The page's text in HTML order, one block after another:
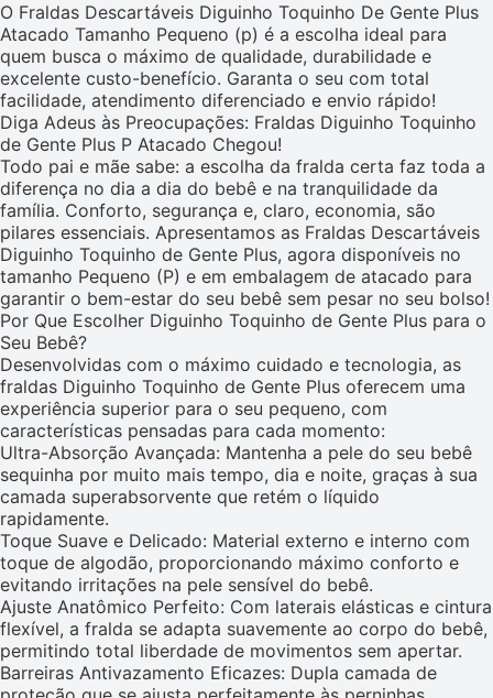
O Fraldas Descartáveis Diguinho Toquinho De Gente Plus
Atacado Tamanho Pequeno (p) é a escolha ideal para
quem busca o máximo de qualidade, durabilidade e
excelente custo-benefício. Garanta o seu com total
facilidade, atendimento diferenciado e envio rápido!
Diga Adeus às Preocupações: Fraldas Diguinho Toquinho
de Gente Plus P Atacado Chegou!
Todo pai e mãe sabe: a escolha da fralda certa faz toda a
diferença no dia a dia do bebê e na tranquilidade da
família. Conforto, segurança e, claro, economia, são
pilares essenciais. Apresentamos as Fraldas Descartáveis
Diguinho Toquinho de Gente Plus, agora disponíveis no
tamanho Pequeno (P) e em embalagem de atacado para
garantir o bem-estar do seu bebê sem pesar no seu bolso!
Por Que Escolher Diguinho Toquinho de Gente Plus para o
Seu Bebê?
Desenvolvidas com o máximo cuidado e tecnologia, as
fraldas Diguinho Toquinho de Gente Plus oferecem uma
experiência superior para o seu pequeno, com
características pensadas para cada momento:
Ultra-Absorção Avançada: Mantenha a pele do seu bebê
sequinha por muito mais tempo, dia e noite, graças à sua
camada superabsorvente que retém o líquido
rapidamente.
Toque Suave e Delicado: Material externo e interno com
toque de algodão, proporcionando máximo conforto e
evitando irritações na pele sensível do bebê.
Ajuste Anatômico Perfeito: Com laterais elásticas e cintura
flexível, a fralda se adapta suavemente ao corpo do bebê,
permitindo total liberdade de movimentos sem apertar.
Barreiras Antivazamento Eficazes: Dupla camada de